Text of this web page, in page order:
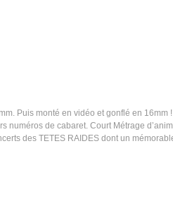
Puis monté en vidéo et gonflé en
numéros de cabaret. Court Métrage
des TETES RAIDES dont un